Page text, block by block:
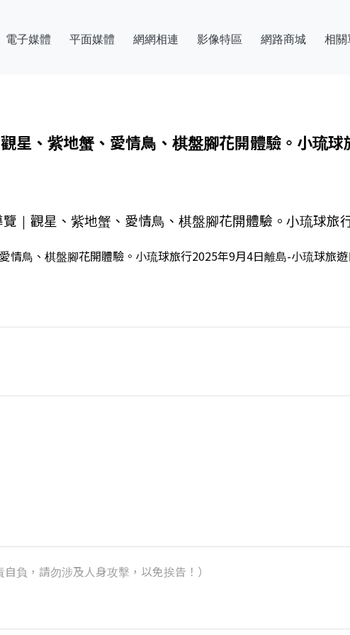
電子媒體 平面媒體 網網相連 影像特區 網路商城 相關
星、紫地蟹、愛情鳥、棋盤腳花開體驗。小琉球
｜觀星、紫地蟹、愛情鳥、棋盤腳花開體驗。小琉球旅
情鳥、棋盤腳花開體驗。小琉球旅行2025年9月4日離島-小琉球旅
負，請勿涉及人身攻擊，以免挨告！）